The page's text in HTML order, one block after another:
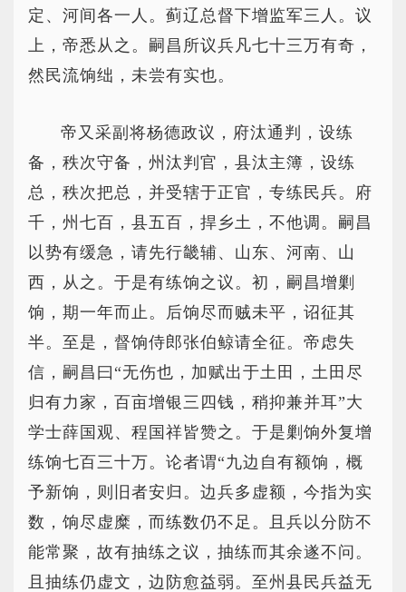
定、河间各一人。蓟辽总督下增监军三人。议
上，帝悉从之。嗣昌所议兵凡七十三万有奇，
然民流饷绌，未尝有实也。
帝又采副将杨德政议，府汰通判，设练
备，秩次守备，州汰判官，县汰主簿，设练
总，秩次把总，并受辖于正官，专练民兵。府
千，州七百，县五百，捍乡土，不他调。嗣昌
以势有缓急，请先行畿辅、山东、河南、山
西，从之。于是有练饷之议。初，嗣昌增剿
饷，期一年而止。后饷尽而贼未平，诏征其
半。至是，督饷侍郎张伯鲸请全征。帝虑失
信，嗣昌曰“无伤也，加赋出于土田，土田尽
归有力家，百亩增银三四钱，稍抑兼并耳”大
学士薛国观、程国祥皆赞之。于是剿饷外复增
练饷七百三十万。论者谓“九边自有额饷，概
予新饷，则旧者安归。边兵多虚额，今指为实
数，饷尽虚糜，而练数仍不足。且兵以分防不
能常聚，故有抽练之议，抽练而其余遂不问。
且抽练仍虚文，边防愈益弱。至州县民兵益无